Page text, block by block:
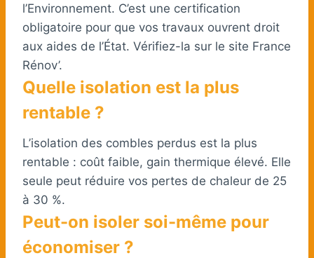
l’Environnement. C’est une certification
obligatoire pour que vos travaux ouvrent droit
aux aides de l’État. Vérifiez-la sur le site France
Rénov’.
Quelle isolation est la plus
rentable ?
L’isolation des combles perdus est la plus
rentable : coût faible, gain thermique élevé. Elle
seule peut réduire vos pertes de chaleur de 25
à 30 %.
Peut-on isoler soi-même pour
économiser ?